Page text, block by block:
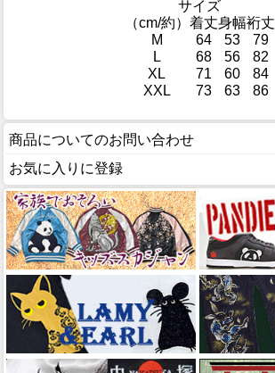
サイズ
（cm/約） 着丈身幅裄丈
M
64 53
79
L
68 56
82
XL
71 60
84
XXL
73 63 86
商品についてのお問い合わせ
お気に入りに登録